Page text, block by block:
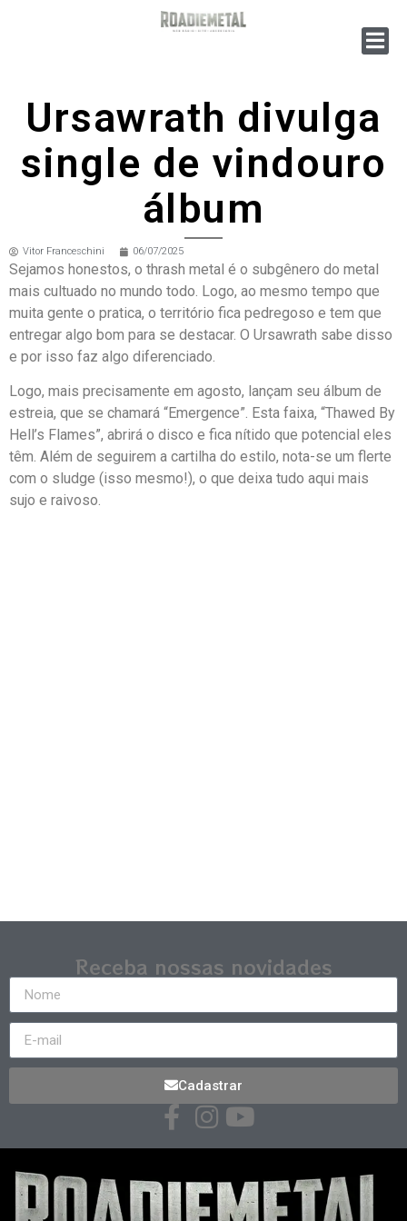
Ursawrath divulga
single de vindouro
álbum
Vitor Franceschini 06/07/2025
Sejamos honestos, o thrash metal é o subgênero do metal
mais cultuado no mundo todo. Logo, ao mesmo tempo que
muita gente o pratica, o território fica pedregoso e tem que
entregar algo bom para se destacar. O Ursawrath sabe disso
e por isso faz algo diferenciado.
Logo, mais precisamente em agosto, lançam seu álbum de
estreia, que se chamará “Emergence”. Esta faixa, “Thawed By
Hell’s Flames”, abrirá o disco e fica nítido que potencial eles
têm. Além de seguirem a cartilha do estilo, nota-se um flerte
com o sludge (isso mesmo!), o que deixa tudo aqui mais
sujo e raivoso.
Receba nossas novidades
Cadastrar